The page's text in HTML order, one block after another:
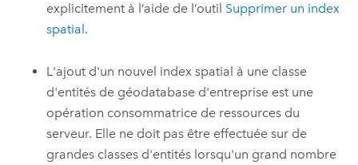
explicitement à l’aide de l’outil Supprimer un index
spatial .
L'ajout d'un nouvel index spatial à une classe
d'entités de géodatabase d'entreprise est une
opération consommatrice de ressources du
serveur. Elle ne doit pas être effectuée sur de
grandes classes d'entités lorsqu'un grand nombre